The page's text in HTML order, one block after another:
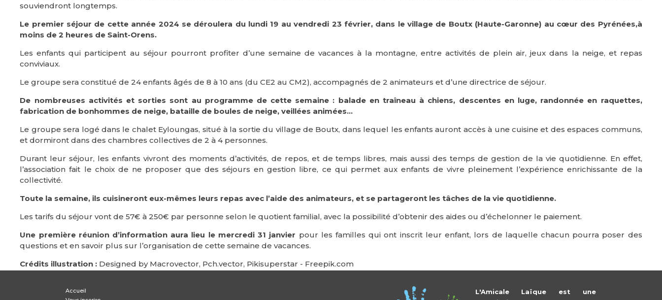
souviendront longtemps.
Le premier séjour de cette année 2024 se déroulera du lundi 19 au vendredi 23 février, dans le village de Boutx (Haute-Garonne) au cœur des Pyrénées,à
moins de 2 heures de Saint-Orens.
Les enfants qui participent au séjour pourront profiter d’une semaine de vacances à la montagne, entre activités de plein air, jeux dans la neige, et repas
conviviaux.
Le groupe sera constitué de 24 enfants âgés de 8 à 10 ans (du CE2 au CM2), accompagnés de 2 animateurs et d’une directrice de séjour.
De nombreuses activités et sorties sont au programme de cette semaine : balade en traîneau à chiens, descentes en luge, randonnée en raquettes,
fabrication de bonhommes de neige, bataille de boules de neige, veillées animées…
Le groupe sera logé dans le chalet Eyloungas, situé à la sortie du village de Boutx, dans lequel les enfants auront accès à une cuisine et des espaces communs,
et dormiront dans des chambres collectives de 2 à 4 personnes.
Durant leur séjour, les enfants vivront des moments d’activités, de repos, et de temps libres, mais aussi des temps de gestion de la vie quotidienne. En effet,
l’association fait le choix de ne proposer que des séjours en gestion libre, ce qui permet aux enfants de vivre pleinement l’expérience enrichissante de la
collectivité.
Toute la semaine, ils cuisineront eux-mêmes leurs repas avec l’aide des animateurs, et se partageront les tâches de la vie quotidienne.
Les tarifs du séjour vont de 57€ à 250€ par personne selon le quotient familial, avec la possibilité d’obtenir des aides ou d’échelonner le paiement.
Une première réunion d’information aura lieu le mercredi 31 janvier pour les familles qui ont inscrit leur enfant, lors de laquelle chacun pourra poser des
questions et en savoir plus sur l’organisation de cette semaine de vacances.
Crédits illustration : Designed by Macrovector, Pch.vector, Pikisuperstar - Freepik.com
Accueil
L'Amicale Laïque est une